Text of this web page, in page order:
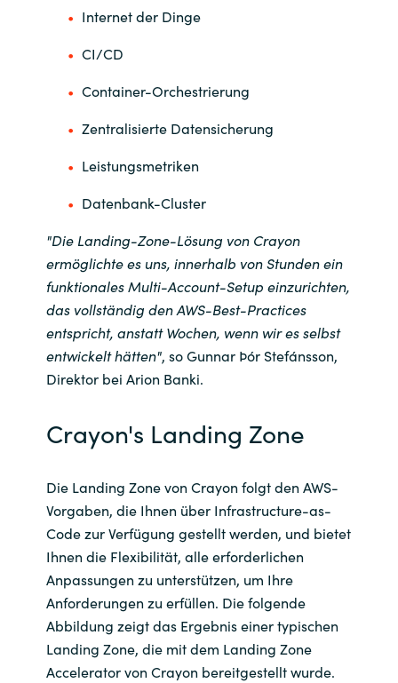
Internet der Dinge
CI/CD
Container-Orchestrierung
Zentralisierte Datensicherung
Leistungsmetriken
Datenbank-Cluster
"Die Landing-Zone-Lösung von Crayon
ermöglichte es uns, innerhalb von Stunden ein
funktionales Multi-Account-Setup einzurichten,
das vollständig den AWS-Best-Practices
entspricht, anstatt Wochen, wenn wir es selbst
entwickelt hätten", so Gunnar Þór Stefánsson,
Direktor bei Arion Banki.
Crayon's Landing Zone
Die Landing Zone von Crayon folgt den AWS-
Vorgaben, die Ihnen über Infrastructure-as-
Code zur Verfügung gestellt werden, und bietet
Ihnen die Flexibilität, alle erforderlichen
Anpassungen zu unterstützen, um Ihre
Anforderungen zu erfüllen. Die folgende
Abbildung zeigt das Ergebnis einer typischen
Landing Zone, die mit dem Landing Zone
Accelerator von Crayon bereitgestellt wurde.